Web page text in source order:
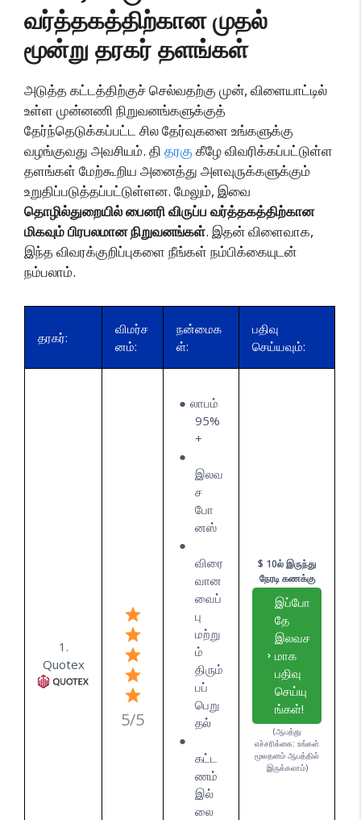
வர்த்தகத்திற்கான முதல்
மூன்று தரகர் தளங்கள்
அடுத்த கட்டத்திற்குச் செல்வதற்கு முன், விளையாட்டில்
உள்ள முன்னணி நிறுவனங்களுக்குத்
தேர்ந்தெடுக்கப்பட்ட சில தேர்வுகளை உங்களுக்கு
வழங்குவது அவசியம். தி தரகு கீழே விவரிக்கப்பட்டுள்ள
தளங்கள் மேற்கூறிய அனைத்து அளவுருக்களுக்கும்
உறுதிப்படுத்தப்பட்டுள்ளன. மேலும், இவை
தொழில்துறையில் பைனரி விருப்ப வர்த்தகத்திற்கான
மிகவும் பிரபலமான நிறுவனங்கள். இதன் விளைவாக,
இந்த விவரக்குறிப்புகளை நீங்கள் நம்பிக்கையுடன்
நம்பலாம்.
தரகர்:
விமர்ச
னம்:
நன்மைக
ள்:
பதிவு
செய்யவும்:
1.
Quotex
5/5
லாபம்
95%
+
இலவ
ச
போ
னஸ்
விரை
வான
வைப்
பு
மற்று
ம்
திரும்
பப்
பெறு
தல்
கட்ட
ணம்
இல்
லை
$ 10ல் இருந்து
நேரடி கணக்கு
இப்போ
தே
இலவச
மாக
பதிவு
செய்யு
ங்கள்!
(ஆபத்து
எச்சரிக்கை: உங்கள்
மூலதனம் ஆபத்தில்
இருக்கலாம்)